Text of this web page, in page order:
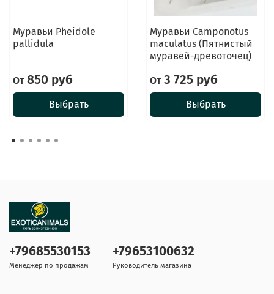
Муравьи Pheidole
pallidula
От850 руб
Выбрать
Муравьи Camponotus
maculatus (Пятнистый
муравей-древоточец)
От3 725 руб
Выбрать
+79685530153
Менеджер по продажам
+79653100632
Руководитель магазина